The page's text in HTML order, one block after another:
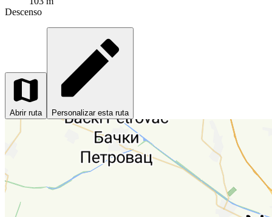
Descenso
Abrir ruta Personalizar esta ruta